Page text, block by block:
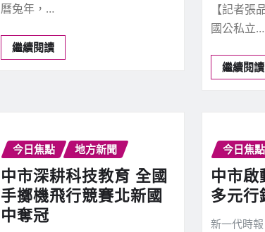
曆兔年，…
繼續閱讀
【記者張
國公私立…
繼續閱讀
今日焦點 地方新聞
中市深耕科技教育 全國
手擲機飛行競賽北新國
中奪冠
今日焦點
中市啟
多元行
新一代時報